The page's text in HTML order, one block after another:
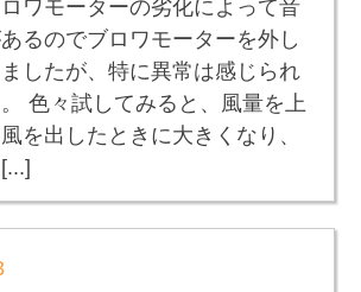
ワモーターの劣化によって音
るのでブロワモーターを外し
したが、特に異常は感じられ
色々試してみると、風量を上
を出したときに大きくなり、